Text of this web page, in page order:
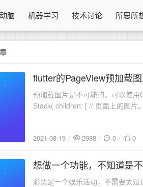
脑 机器学习 技术讨论 所思所
2021-08-19
flutter的PageView预加载
预加载图片是不可能的。可以使用
Stack( children: [ // 页面上的图片。
2021-08-19 2988 0 0
2021-08-19
想做一个功能，不知道是
彩票是一个娱乐活动，不需要太过